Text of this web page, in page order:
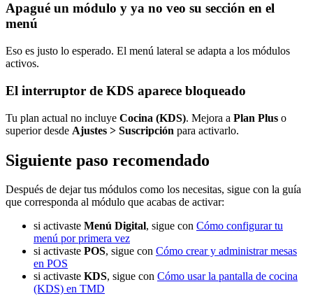
Apagué un módulo y ya no veo su sección en el
menú
Eso es justo lo esperado. El menú lateral se adapta a los módulos
activos.
El interruptor de KDS aparece bloqueado
Tu plan actual no incluye Cocina (KDS). Mejora a Plan Plus o
superior desde Ajustes > Suscripción para activarlo.
Siguiente paso recomendado
Después de dejar tus módulos como los necesitas, sigue con la guía
que corresponda al módulo que acabas de activar:
si activaste Menú Digital, sigue con Cómo configurar tu
menú por primera vez
si activaste POS, sigue con Cómo crear y administrar mesas
en POS
si activaste KDS, sigue con Cómo usar la pantalla de cocina
(KDS) en TMD